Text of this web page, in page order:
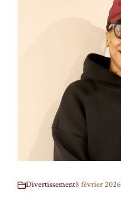
Divertissement8 février 2026